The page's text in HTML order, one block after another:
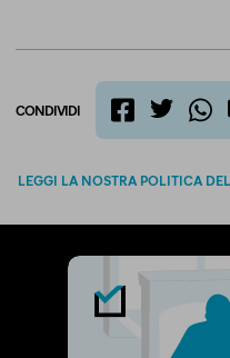
CONDIVIDI
LEGGI LA NOSTRA POLITICA